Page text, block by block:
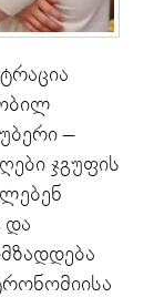
–
ჯგუფის
და